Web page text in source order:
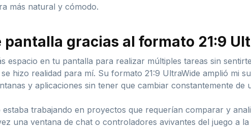
más natural y cómodo.
pantalla gracias al formato 21:9
espacio en tu pantalla para realizar múltiples tareas sin
hizo realidad para mí. Su formato 21:9 UltraWide amplió mi
y aplicaciones sin tener que cambiar constantemente de
trabajando en proyectos que requerían comparar y
una ventana de chat o controladores avivantes del juego a